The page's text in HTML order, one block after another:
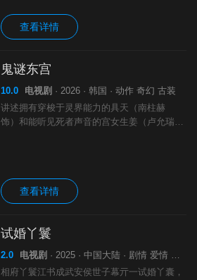
查看详情
鬼谜东宫
10.0 电视剧 · 2026 · 韩国 · 动作 奇幻 古装
讲述拥有穿梭于灵界能力的具天（南柱赫
饰）和能听见死者声音的宫女生姜（卢允瑞
查看详情
试婚丫鬟
2.0 电视剧 · 2025 · 中国大陆 · 剧情 爱情 短片 古装
相府丫鬟江书成武安侯世子幕亓一试婚丫囊，